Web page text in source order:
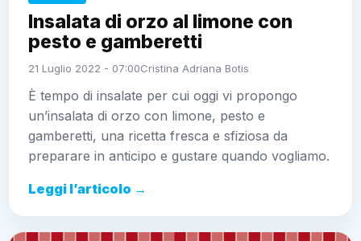
Insalata di orzo al limone con
pesto e gamberetti
21 Luglio 2022 - 07:00Cristina Adriana Botis
È tempo di insalate per cui oggi vi propongo
un’insalata di orzo con limone, pesto e
gamberetti, una ricetta fresca e sfiziosa da
preparare in anticipo e gustare quando vogliamo.
Leggi l’articolo →